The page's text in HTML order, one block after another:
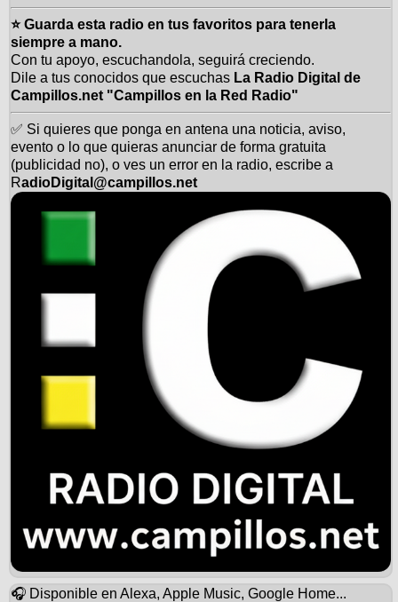
⭐ Guarda esta radio en tus favoritos para tenerla
siempre a mano.
Con tu apoyo, escuchandola, seguirá creciendo.
Dile a tus conocidos que escuchas La Radio Digital de
Campillos.net "Campillos en la Red Radio"
✅ Si quieres que ponga en antena una noticia, aviso,
evento o lo que quieras anunciar de forma gratuita
(publicidad no), o ves un error en la radio, escribe a
RadioDigital@campillos.net
🎧 Disponible en Alexa, Apple Music, Google Home...